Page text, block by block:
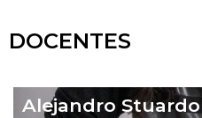
DOCENTES
Alejandro